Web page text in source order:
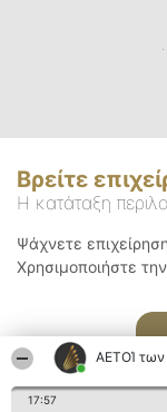
ΑΕΤΟΊ
17:57
Βρείτε
Η κατάταξη
Ψάχνετε
Χρησιμοποιήστε